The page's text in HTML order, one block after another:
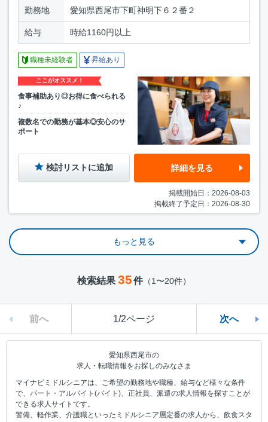
勤務地 愛知県西尾市下町神明下６２番２
給与 時給1160円以上
職種未経験者 昇給あり
ここがオススメ！
食事補助あり◎お得に食べられる
♪
複数名での勤務が基本◎安心のサ
ポート
検討リストに追加 詳細を見る
掲載開始日：2026-08-03
掲載終了予定日：2026-08-30
もっと見る
検索結果 35件（1〜20件）
前へ 1/2ページ 次へ
愛知県西尾市の
求人・転職情報をお探しのみなさま
マイナビミドルシニアは、ご希望の勤務地や職種、給与など様々な条件
で、パート・アルバイト(バイト)、正社員、派遣の求人情報を探すことが
できる求人サイトです。
警備、軽作業、介護職といったミドルシニア層定番の求人から、飲食スタ